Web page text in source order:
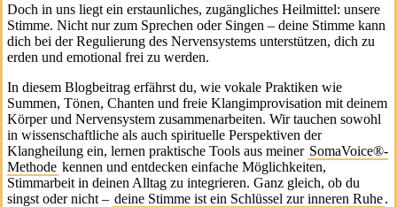
Doch in uns liegt ein erstaunliches, zugängliches Heilmittel: unsere
Stimme. Nicht nur zum Sprechen oder Singen – deine Stimme kann
dich bei der Regulierung des Nervensystems unterstützen, dich zu
erden und emotional frei zu werden.
In diesem Blogbeitrag erfährst du, wie vokale Praktiken wie
Summen, Tönen, Chanten und freie Klangimprovisation mit deinem
Körper und Nervensystem zusammenarbeiten. Wir tauchen sowohl
in wissenschaftliche als auch spirituelle Perspektiven der
Klangheilung ein, lernen praktische Tools aus meiner SomaVoice®-
Methode kennen und entdecken einfache Möglichkeiten,
Stimmarbeit in deinen Alltag zu integrieren. Ganz gleich, ob du
singst oder nicht – deine Stimme ist ein Schlüssel zur inneren Ruhe.